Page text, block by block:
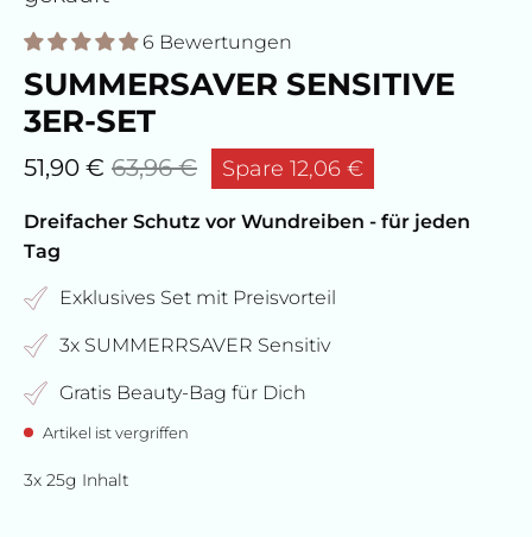
6 Bewertungen
SUMMERSAVER SENSITIVE
3ER-SET
51,90 € 63,96 € Spare 12,06 €
Dreifacher Schutz vor Wundreiben - für jeden
Tag
Exklusives Set mit Preisvorteil
3x SUMMERRSAVER Sensitiv
Gratis Beauty-Bag für Dich
Artikel ist vergriffen
3x 25g Inhalt